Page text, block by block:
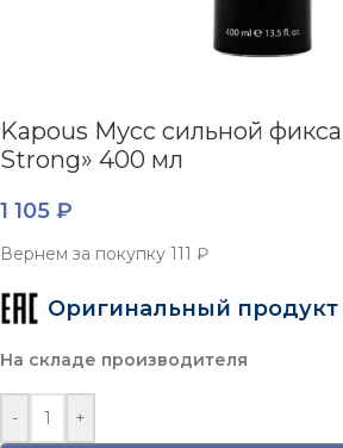
Kapous Мусс сильной
Strong» 400 мл
1 105 ₽
Вернем за покупку 111 ₽
Оригинальный продукт
На складе производителя
- +